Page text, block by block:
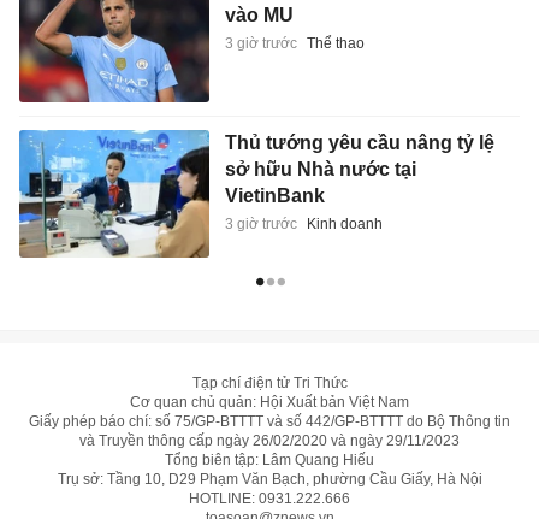
vào MU
3 giờ trước Thể thao
Thủ tướng yêu cầu nâng tỷ lệ
sở hữu Nhà nước tại
VietinBank
3 giờ trước Kinh doanh
Tạp chí điện tử Tri Thức
Cơ quan chủ quản: Hội Xuất bản Việt Nam
Giấy phép báo chí: số 75/GP-BTTTT và số 442/GP-BTTTT do Bộ Thông tin
và Truyền thông cấp ngày 26/02/2020 và ngày 29/11/2023
Tổng biên tập: Lâm Quang Hiếu
Trụ sở: Tầng 10, D29 Phạm Văn Bạch, phường Cầu Giấy, Hà Nội
HOTLINE: 0931.222.666